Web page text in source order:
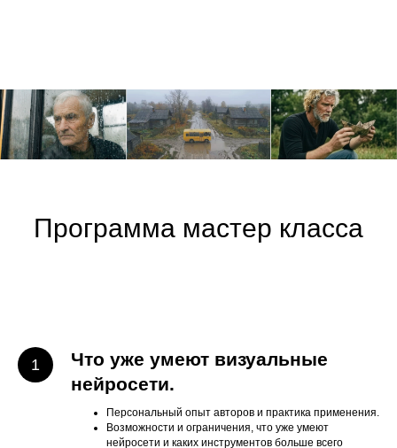
Программа мастер класса
Что уже умеют визуальные
нейросети.
Персональный опыт авторов и практика применения.
Возможности и ограничения, что уже умеют
нейросети и каких инструментов больше всего